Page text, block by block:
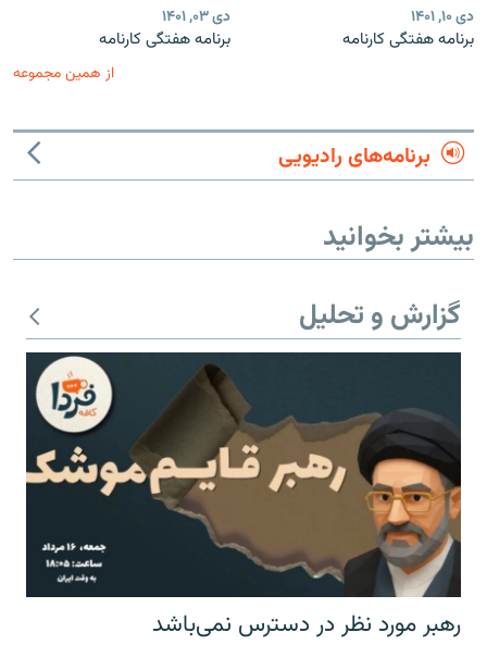
دی ۱۰, ۱۴۰۱
برنامه هفتگی کارنامه
دی ۰۳, ۱۴۰۱
برنامه هفتگی کارنامه
از همین مجموعه
برنامه‌های رادیویی
بیشتر بخوانید
گزارش و تحلیل
رهبر مورد نظر در دسترس نمی‌باشد